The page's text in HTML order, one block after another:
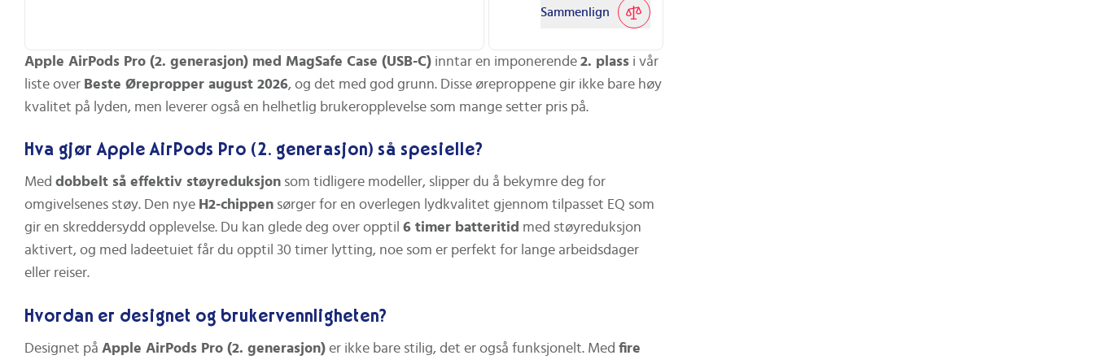
IP54‑beskyttelse og lett design. Den
støv‑ og svettebestandige
40,9 g gjør AirPods 4 robuste og
vått forhold. Brukerne får en enhet som
tåler hverdagens utfordringer uten å gå
på bekostning av komforten.
Manglende multi‑point‑støtte. AirPods
4 støtter ikke multi‑point‑kobling, så de
kan kun være koblet til ett BT‑enhet
samtidig. Dette kan være begrensende
mellom flere enheter (f.eks. telefon og
Ikke optimal for aggressiv trening. Selv
om enheten er IP54‑bestandig, er det
ikke uttrykkelig markedsført for intens
sportsaktiviteter.
Sammenlign
Apple AirPods Pro (2. generasjon) med MagSafe Case (USB-C) inntar en imponerende 2. plass i vår
liste over Beste Ørepropper august 2026, og det med god grunn. Disse øreproppene gir ikke bare høy
kvalitet på lyden, men leverer også en helhetlig brukeropplevelse som mange setter pris på.
Hva gjør Apple AirPods Pro (2. generasjon) så spesielle?
Med dobbelt så effektiv støyreduksjon som tidligere modeller, slipper du å bekymre deg for
omgivelsenes støy. Den nye H2-chippen sørger for en overlegen lydkvalitet gjennom tilpasset EQ som
gir en skreddersydd opplevelse. Du kan glede deg over opptil 6 timer batteritid med støyreduksjon
aktivert, og med ladeetuiet får du opptil 30 timer lytting, noe som er perfekt for lange arbeidsdager
eller reiser.
Hvordan er designet og brukervennligheten?
Designet på Apple AirPods Pro (2. generasjon) er ikke bare stilig, det er også funksjonelt. Med fire